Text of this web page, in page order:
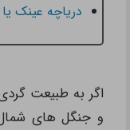
دریاچه عینک
اگر به طبیعت
و جنگل های